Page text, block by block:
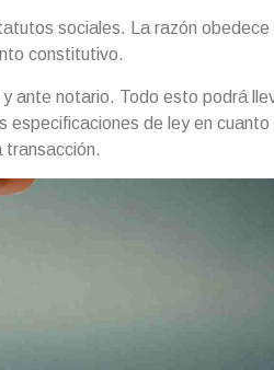
sociales. La razón obedece
constitutivo.
ante notario. Todo esto podrá
especificaciones de ley en cuanto
transacción.